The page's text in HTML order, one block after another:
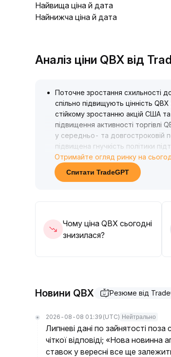
Найвища ціна й дата
Найнижча ціна й дата
Аналіз ціни QBX від
Поточне зростання схильності
спільно підвищують цінність
стійкому зростанню акцій США
підвищення активності торгівлі
у середньо- та довгостроковій
підвищена гнучкість політики
центр.
Рекомендації щодо стратегії: у
можливості, купувати на
Отримайте огляд ринку на
Спитати TradeGPT
Чому ціна QBX сьогодні
знизилася?
Новини QBX Резюме від
2026-08-08 01:39 (UTC) Нейтрально
Липневі дані по зайнятості
чіткої відповіді; «Нова
ставок у вересні все ще залежить